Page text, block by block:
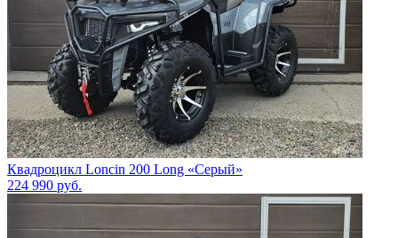
Квадроцикл Loncin 200 Long «Серый»
224 990 руб.